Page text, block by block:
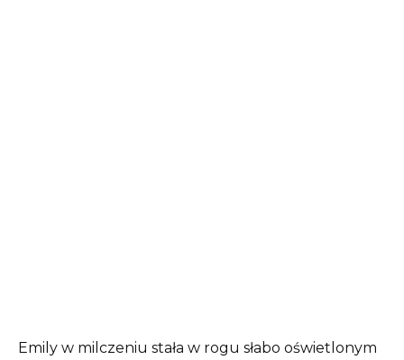
Emily w milczeniu stała w rogu słabo oświetlonym